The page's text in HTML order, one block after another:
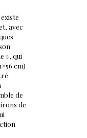
avec
», qui
cm)
de
de